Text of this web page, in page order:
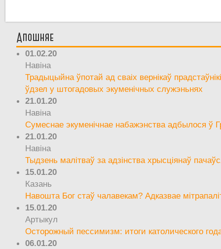
Апошняе
01.02.20
Навіна
Традыцыйна ўпотай ад сваіх вернікаў
ўдзел у штогадовых экуменічных служэньнях
21.01.20
Навіна
Сумеснае экуменічнае набажэнства адбылося ў
21.01.20
Навіна
Тыдзень малітваў за адзінства хрысціянаў
15.01.20
Казань
Навошта Бог стаў чалавекам? Адказвае
15.01.20
Артыкул
Осторожный пессимизм: итоги католического
06.01.20